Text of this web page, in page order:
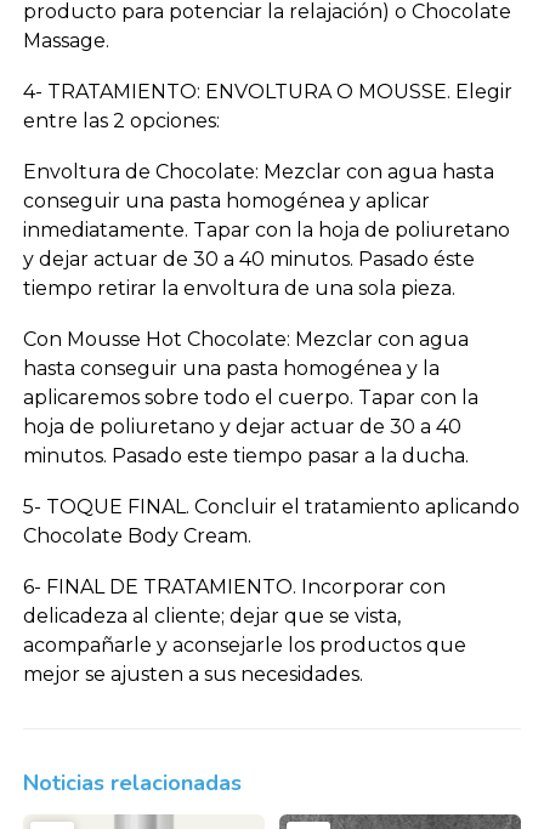
producto para potenciar la relajación) o Chocolate
Massage.
4- TRATAMIENTO: ENVOLTURA O MOUSSE. Elegir
entre las 2 opciones:
Envoltura de Chocolate: Mezclar con agua hasta
conseguir una pasta homogénea y aplicar
inmediatamente. Tapar con la hoja de poliuretano
y dejar actuar de 30 a 40 minutos. Pasado éste
tiempo retirar la envoltura de una sola pieza.
Con Mousse Hot Chocolate: Mezclar con agua
hasta conseguir una pasta homogénea y la
aplicaremos sobre todo el cuerpo. Tapar con la
hoja de poliuretano y dejar actuar de 30 a 40
minutos. Pasado este tiempo pasar a la ducha.
5- TOQUE FINAL. Concluir el tratamiento aplicando
Chocolate Body Cream.
6- FINAL DE TRATAMIENTO. Incorporar con
delicadeza al cliente; dejar que se vista,
acompañarle y aconsejarle los productos que
mejor se ajusten a sus necesidades.
Noticias relacionadas